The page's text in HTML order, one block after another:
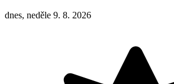
dnes, neděle 9. 8. 2026